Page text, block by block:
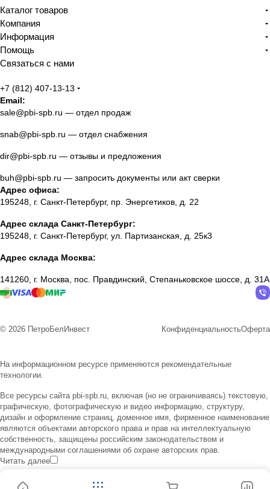
Каталог товаров
Компания
Информация
Помощь
Связаться с нами
+7 (812) 407-13-13
Email:
sale@pbi-spb.ru — отдел продаж
snab@pbi-spb.ru — отдел снабжения
dir@pbi-spb.ru — отзывы и предложения
buh@pbi-spb.ru — запросить документы или акт сверки
Адрес офиса:
195248, г. Санкт-Петербург, пр. Энергетиков, д. 22
Адрес склада Санкт-Петербург:
195248, г. Санкт-Петербург, ул. Партизанская, д. 25к3
Адрес склада Москва:
141260, г. Москва, пос. Правдинский, Степаньковское шоссе, д. 31А
© 2026 ПетроБелИнвест КонфиденциальностьОферта
На информационном ресурсе применяются рекомендательные
технологии.
Все ресурсы сайта pbi-spb.ru, включая (но не ограничиваясь) текстовую,
графическую, фотографическую и видео информацию, структуру,
дизайн и оформление страниц, доменное имя, фирменное наименование
являются объектами авторского права и прав на интеллектуальную
собственность, защищены российским законодательством и
международными соглашениями об охране авторских прав.
Читать далее